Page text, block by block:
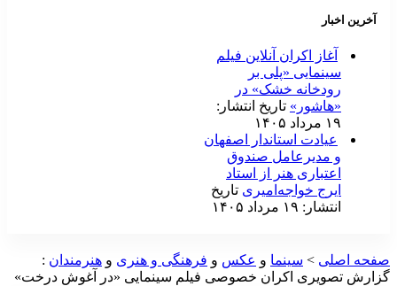
آخرین اخبار
آغاز اکران آنلاین فیلم
سینمایی «پلی بر
رودخانه خشک» در
«هاشور» تاریخ انتشار:
۱۹ مرداد ۱۴۰۵
عیادت استاندار اصفهان
و مدیرعامل صندوق
اعتباری هنر از استاد
ایرج خواجه‌امیری تاریخ
انتشار: ۱۹ مرداد ۱۴۰۵
اصلی> سینماو عکسو فرهنگی و هنری و هنرمندان :
تصویری اکران خصوصی فیلم سینمایی «در آغوش درخت»